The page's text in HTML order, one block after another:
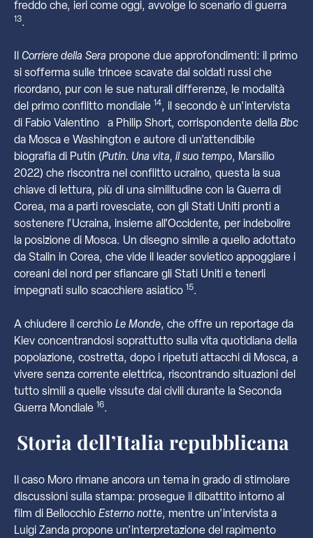
freddo che, ieri come oggi, avvolge lo scenario di guerra
13.
Il Corriere della Sera propone due approfondimenti: il primo
si sofferma sulle trincee scavate dai soldati russi che
ricordano, pur con le sue naturali differenze, le modalità
del primo conflitto mondiale 14, il secondo è un’intervista
di Fabio Valentino a Philip Short, corrispondente della Bbc
da Mosca e Washington e autore di un’attendibile
biografia di Putin (Putin. Una vita, il suo tempo, Marsilio
2022) che riscontra nel conflitto ucraino, questa la sua
chiave di lettura, più di una similitudine con la Guerra di
Corea, ma a parti rovesciate, con gli Stati Uniti pronti a
sostenere l’Ucraina, insieme all’Occidente, per indebolire
la posizione di Mosca. Un disegno simile a quello adottato
da Stalin in Corea, che vide il leader sovietico appoggiare i
coreani del nord per sfiancare gli Stati Uniti e tenerli
impegnati sullo scacchiere asiatico 15.
A chiudere il cerchio Le Monde, che offre un reportage da
Kiev concentrandosi soprattutto sulla vita quotidiana della
popolazione, costretta, dopo i ripetuti attacchi di Mosca, a
vivere senza corrente elettrica, riscontrando situazioni del
tutto simili a quelle vissute dai civili durante la Seconda
Guerra Mondiale 16.
Storia dell’Italia repubblicana
Il caso Moro rimane ancora un tema in grado di stimolare
discussioni sulla stampa: prosegue il dibattito intorno al
film di Bellocchio Esterno notte, mentre un’intervista a
Luigi Zanda propone un’interpretazione del rapimento